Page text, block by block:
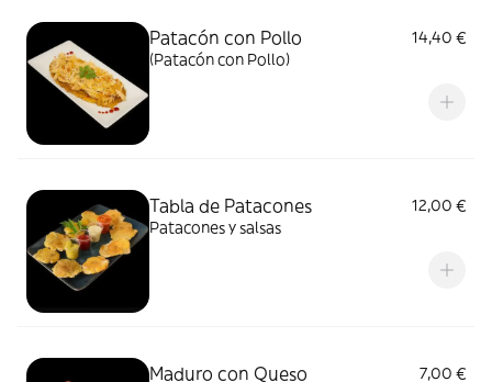
Patacón con Pollo
14,40 €
(Patacón con Pollo)
Tabla de Patacones
12,00 €
Patacones y salsas
Maduro con Queso
7,00 €